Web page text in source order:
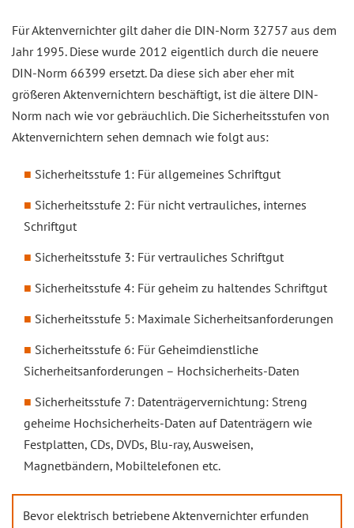
Für Aktenvernichter gilt daher die DIN-Norm 32757 aus dem
Jahr 1995. Diese wurde 2012 eigentlich durch die neuere
DIN-Norm 66399 ersetzt. Da diese sich aber eher mit
größeren Aktenvernichtern beschäftigt, ist die ältere DIN-
Norm nach wie vor gebräuchlich. Die Sicherheitsstufen von
Aktenvernichtern sehen demnach wie folgt aus:
Sicherheitsstufe 1: Für allgemeines Schriftgut
Sicherheitsstufe 2: Für nicht vertrauliches, internes
Schriftgut
Sicherheitsstufe 3: Für vertrauliches Schriftgut
Sicherheitsstufe 4: Für geheim zu haltendes Schriftgut
Sicherheitsstufe 5: Maximale Sicherheitsanforderungen
Sicherheitsstufe 6: Für Geheimdienstliche
Sicherheitsanforderungen – Hochsicherheits-Daten
Sicherheitsstufe 7: Datenträgervernichtung: Streng
geheime Hochsicherheits-Daten auf Datenträgern wie
Festplatten, CDs, DVDs, Blu-ray, Ausweisen,
Magnetbändern, Mobiltelefonen etc.
Bevor elektrisch betriebene Aktenvernichter erfunden